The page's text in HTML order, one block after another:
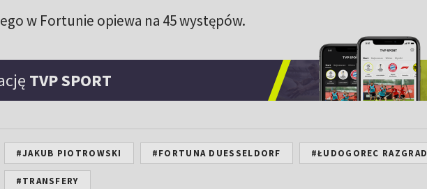
w Fortunie opiewa na 45 występów.
TVP SPORT
#JAKUB PIOTROWSKI #FORTUNA DUESSELDORF #ŁUDOGOREC RAZGRAD
#TRANSFERY